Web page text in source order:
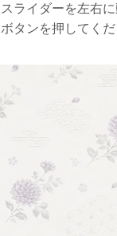
スライダーを左右
ボタンを押してくだ